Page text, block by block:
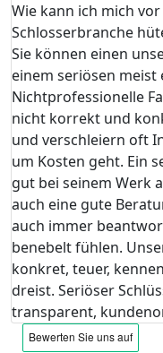
Wie kann ich mich
Schlosserbranche
Sie können einen
einem seriösen
Nichtprofessionelle
nicht korrekt und
und verschleiern oft
um Kosten geht. Ein
gut bei seinem Werk
auch eine gute
auch immer
benebelt fühlen.
konkret, teuer,
dreist. Seriöser
transparent,